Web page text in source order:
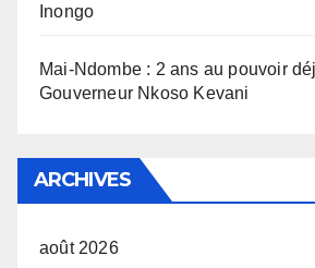
Inongo
Mai-Ndombe : 2 ans au pouvoir
Gouverneur Nkoso Kevani
ARCHIVES
août 2026